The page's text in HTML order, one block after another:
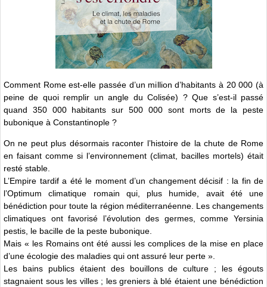
Comment Rome est-elle passée d’un million d’habitants à 20 000 (à
peine de quoi remplir un angle du Colisée) ? Que s’est-il passé
quand 350 000 habitants sur 500 000 sont morts de la peste
bubonique à Constantinople ?
On ne peut plus désormais raconter l’histoire de la chute de Rome
en faisant comme si l’environnement (climat, bacilles mortels) était
resté stable.
L’Empire tardif a été le moment d’un changement décisif : la fin de
l’Optimum climatique romain qui, plus humide, avait été une
bénédiction pour toute la région méditerranéenne. Les changements
climatiques ont favorisé l’évolution des germes, comme Yersinia
pestis, le bacille de la peste bubonique.
Mais « les Romains ont été aussi les complices de la mise en place
d’une écologie des maladies qui ont assuré leur perte ».
Les bains publics étaient des bouillons de culture ; les égouts
stagnaient sous les villes ; les greniers à blé étaient une bénédiction